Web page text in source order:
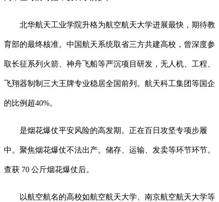
北华航天工业学院升格为航空航天大学进展最快，期待教
育部的最终核准。中国航天系统取省三方共建高校，曾深度参
取长征系列火箭、神舟飞船等严沉项目研发，无人机、工程、
飞翔器制制三大王牌专业稳居全国前列。航天科工集团等国企
的比例超40%。
是烟花爆仗平安风险的高发期。正在百日攻坚专项步履
中。聚焦烟花爆仗不法出产。储存、运输、发卖等环节环节。
查获 70 公斤烟花爆仗后。
以航空航名的高校如航空航天大学、南京航空航天大学等